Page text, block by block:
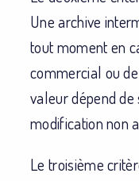
Une archive
tout moment en
commercial ou
valeur dépend
modification non
Le troisième